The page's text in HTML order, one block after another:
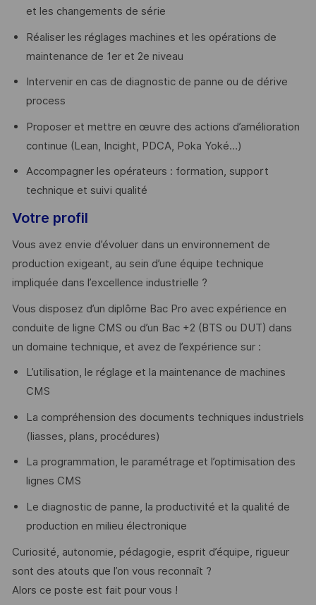
et les changements de série
Réaliser les réglages machines et les opérations de
maintenance de 1er et 2e niveau
Intervenir en cas de diagnostic de panne ou de dérive
process
Proposer et mettre en œuvre des actions d’amélioration
continue (Lean, Incight, PDCA, Poka Yoké…)
Accompagner les opérateurs : formation, support
technique et suivi qualité
Votre profil
Vous avez envie d’évoluer dans un environnement de
production exigeant, au sein d’une équipe technique
impliquée dans l’excellence industrielle ?
Vous disposez d’un diplôme Bac Pro avec expérience en
conduite de ligne CMS ou d’un Bac +2 (BTS ou DUT) dans
un domaine technique, et avez de l’expérience sur :
L’utilisation, le réglage et la maintenance de machines
CMS
La compréhension des documents techniques industriels
(liasses, plans, procédures)
La programmation, le paramétrage et l’optimisation des
lignes CMS
Le diagnostic de panne, la productivité et la qualité de
production en milieu électronique
Curiosité, autonomie, pédagogie, esprit d’équipe, rigueur
sont des atouts que l’on vous reconnaît ?
Alors ce poste est fait pour vous !